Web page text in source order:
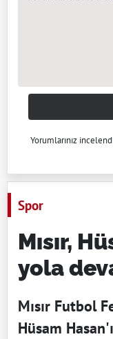
Yorumlarınız
Spor
Mısır,
yola
Mısır Futbol
Hüsam